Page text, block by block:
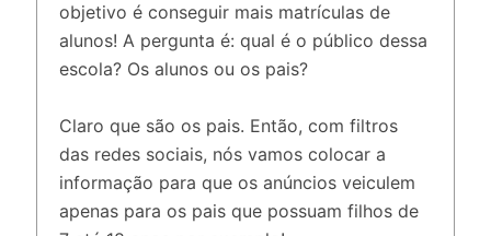
objetivo é conseguir mais matrículas de
alunos! A pergunta é: qual é o público dessa
escola? Os alunos ou os pais?
Claro que são os pais. Então, com filtros
das redes sociais, nós vamos colocar a
informação para que os anúncios veiculem
apenas para os pais que possuam filhos de